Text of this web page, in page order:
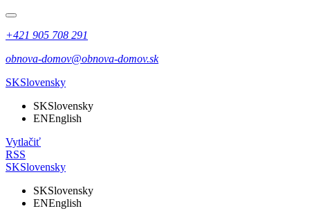
+421 905 708 291
obnova-domov@obnova-domov.sk
SKSlovensky
SKSlovensky
ENEnglish
Vytlačiť
RSS
SKSlovensky
SKSlovensky
ENEnglish